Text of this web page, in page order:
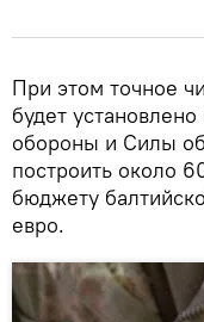
При этом точное
будет
обороны и Силы
построить около
бюджету
евро.